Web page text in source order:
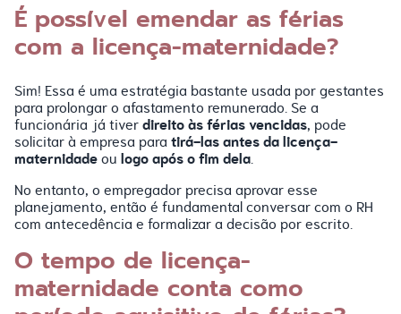
É possível emendar as férias
com a licença-maternidade?
Sim! Essa é uma estratégia bastante usada por gestantes
para prolongar o afastamento remunerado. Se a
funcionária já tiverdireito às férias vencidas, pode
solicitar à empresa paratirá-las antes da licença-
maternidadeoulogo após o fim dela.
No entanto, o empregador precisa aprovar esse
planejamento, então é fundamental conversar com o RH
com antecedência e formalizar a decisão por escrito.
O tempo de licença-
maternidade conta como